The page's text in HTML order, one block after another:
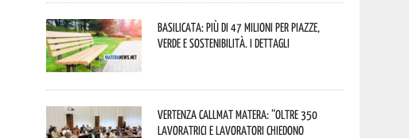
Basilicata: più di 47 milioni per piazze,
verde e sostenibilità. I dettagli
Vertenza CallMat Matera: “Oltre 350
lavoratrici e lavoratori chiedono